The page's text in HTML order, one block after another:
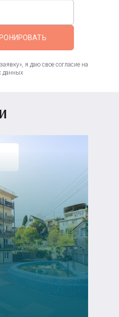
я даю свое согласие на
данных